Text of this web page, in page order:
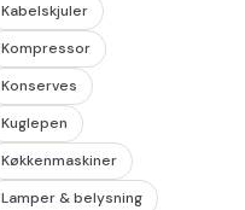
Kabelskjuler
Kompressor
Konserves
Kuglepen
Køkkenmaskiner
Lamper & belysning